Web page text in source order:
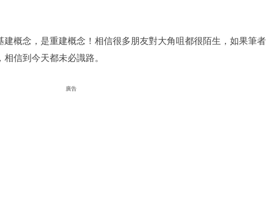
概念，是重建概念！相信很多朋友對大角咀都很陌生，如果筆者
信到今天都未必識路。
廣告